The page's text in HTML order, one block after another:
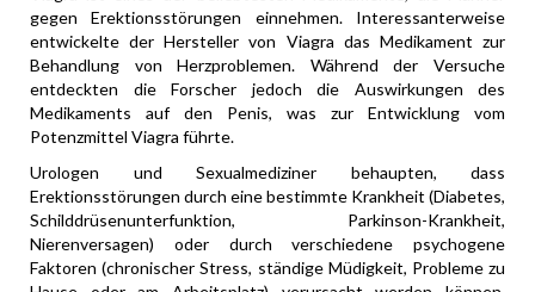
gegen Erektionsstörungen einnehmen. Interessanterweise
entwickelte der Hersteller von Viagra das Medikament zur
Behandlung von Herzproblemen. Während der Versuche
entdeckten die Forscher jedoch die Auswirkungen des
Medikaments auf den Penis, was zur Entwicklung vom
Potenzmittel Viagra führte.
Urologen und Sexualmediziner behaupten, dass
Erektionsstörungen durch eine bestimmte Krankheit (Diabetes,
Schilddrüsenunterfunktion, Parkinson-Krankheit,
Nierenversagen) oder durch verschiedene psychogene
Faktoren (chronischer Stress, ständige Müdigkeit, Probleme zu